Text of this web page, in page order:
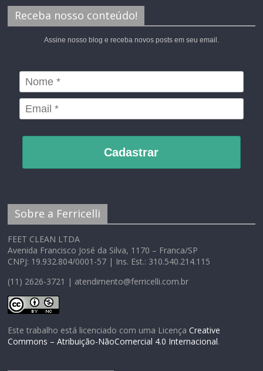
Receba nosso conteúdo!
Assine nosso blog e receba novos posts em seu email.
Cadastrar
Sobre a Ferricelli
FEET CLEAN LTDA
Avenida Francisco José da Silva, 1170 – Franca/SP
CNPJ: 19.932.804/0001-57 | Ins. Est.: 310.540.214.115
(11) 2626-3721 | atendimento@ferricelli.com.br
Este trabalho está licenciado com uma LicençaCreative
Commons – Atribuição-NãoComercial 4.0 Internacional.